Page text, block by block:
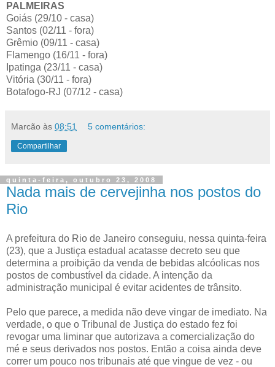
PALMEIRAS
Goiás (29/10 - casa)
Santos (02/11 - fora)
Grêmio (09/11 - casa)
Flamengo (16/11 - fora)
Ipatinga (23/11 - casa)
Vitória (30/11 - fora)
Botafogo-RJ (07/12 - casa)
Marcão às 08:51 5 comentários:
Compartilhar
quinta-feira, outubro 23, 2008
Nada mais de cervejinha nos postos do
Rio
A prefeitura do Rio de Janeiro conseguiu, nessa quinta-feira
(23), que a Justiça estadual acatasse decreto seu que
determina a proibição da venda de bebidas alcóolicas nos
postos de combustível da cidade. A intenção da
administração municipal é evitar acidentes de trânsito.
Pelo que parece, a medida não deve vingar de imediato. Na
verdade, o que o Tribunal de Justiça do estado fez foi
revogar uma liminar que autorizava a comercialização do
mé e seus derivados nos postos. Então a coisa ainda deve
correr um pouco nos tribunais até que vingue de vez - ou